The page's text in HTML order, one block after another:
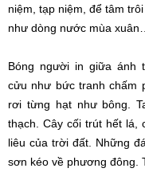
niệm, tạp niệm, để tâm
như dòng nước mùa xuân
Bóng người in giữa ánh
cửu như bức tranh chấm
rơi từng hạt như bông.
thạch. Cây cối trút hết
liêu của trời đất. Những
sơn kéo về phương đông.